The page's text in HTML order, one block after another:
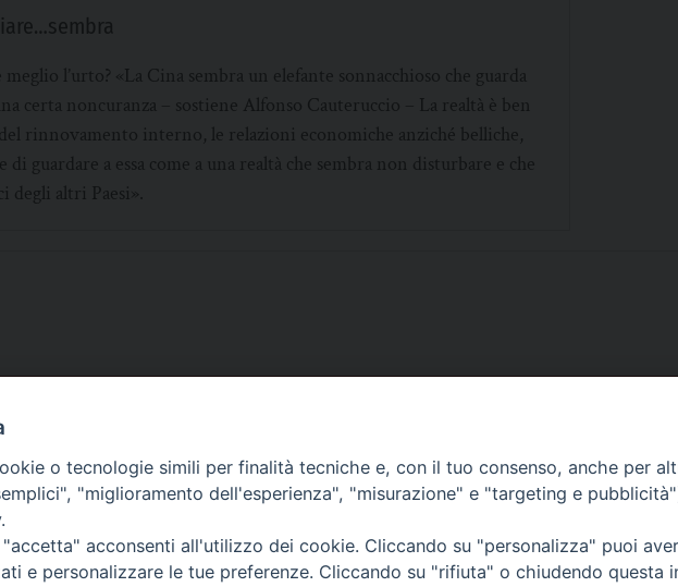
l’urto? «La Cina sembra un elefante sonnacchioso che guarda
certa noncuranza – sostiene Alfonso Cauteruccio – La realtà è ben
rinnovamento interno, le relazioni economiche anziché belliche,
guardare a essa come a una realtà che sembra non disturbare e che
altri Paesi».
TRASPARENTE
all'editoria.
o tecnologie simili per finalità tecniche e, con il tuo consenso, anche per
"miglioramento dell'esperienza", "misurazione" e "targeting e
acconsenti all'utilizzo dei cookie. Cliccando su "personalizza" puoi
e personalizzare le tue preferenze. Cliccando su "rifiuta" o chiudendo questa